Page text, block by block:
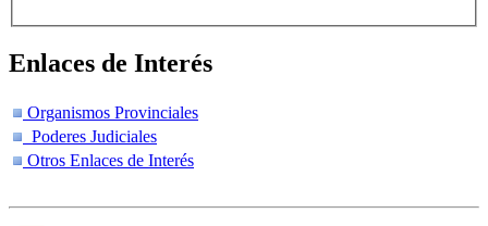
Enlaces de Interés
Organismos Provinciales
Poderes Judiciales
Otros Enlaces de Interés